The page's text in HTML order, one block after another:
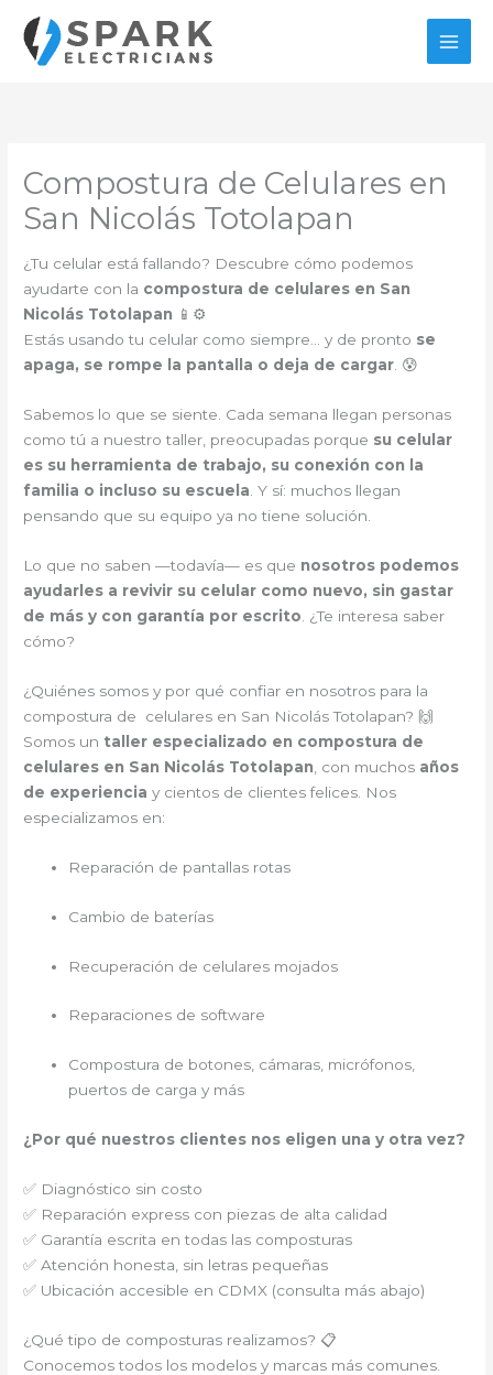
contenido
Compostura de Celulares en
San Nicolás Totolapan
¿Tu celular está fallando? Descubre cómo podemos
ayudarte con la compostura de celulares en San
Nicolás Totolapan 📱⚙️
Estás usando tu celular como siempre… y de pronto se
apaga, se rompe la pantalla o deja de cargar. 😰
Sabemos lo que se siente. Cada semana llegan personas
como tú a nuestro taller, preocupadas porque su celular
es su herramienta de trabajo, su conexión con la
familia o incluso su escuela . Y sí: muchos llegan
pensando que su equipo ya no tiene solución.
Lo que no saben —todavía— es que nosotros podemos
ayudarles a revivir su celular como nuevo, sin gastar
de más y con garantía por escrito . ¿Te interesa saber
cómo?
¿Quiénes somos y por qué confiar en nosotros para la
compostura de celulares en San Nicolás Totolapan? 🙌
Somos un taller especializado en compostura de
celulares en San Nicolás Totolapan , con muchos años
de experiencia y cientos de clientes felices. Nos
especializamos en:
Reparación de pantallas rotas
Cambio de baterías
Recuperación de celulares mojados
Reparaciones de software
Compostura de botones, cámaras, micrófonos,
puertos de carga y más
¿Por qué nuestros clientes nos eligen una y otra vez?
✅ Diagnóstico sin costo
✅ Reparación express con piezas de alta calidad
✅ Garantía escrita en todas las composturas
✅ Atención honesta, sin letras pequeñas
✅ Ubicación accesible en CDMX (consulta más abajo)
¿Qué tipo de composturas realizamos? 📋
Conocemos todos los modelos y marcas más comunes.